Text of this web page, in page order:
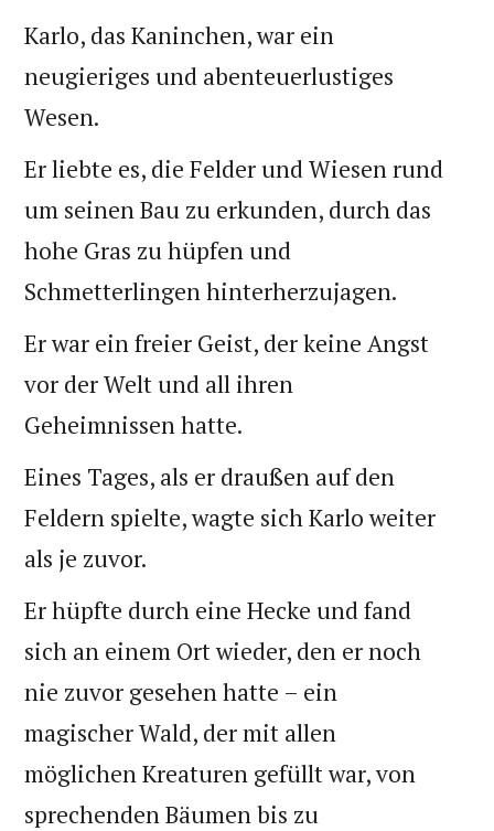
Karlo, das Kaninchen, war ein
neugieriges und abenteuerlustiges
Wesen.
Er liebte es, die Felder und Wiesen rund
um seinen Bau zu erkunden, durch das
hohe Gras zu hüpfen und
Schmetterlingen hinterherzujagen.
Er war ein freier Geist, der keine Angst
vor der Welt und all ihren
Geheimnissen hatte.
Eines Tages, als er draußen auf den
Feldern spielte, wagte sich Karlo weiter
als je zuvor.
Er hüpfte durch eine Hecke und fand
sich an einem Ort wieder, den er noch
nie zuvor gesehen hatte – ein
magischer Wald, der mit allen
möglichen Kreaturen gefüllt war, von
sprechenden Bäumen bis zu